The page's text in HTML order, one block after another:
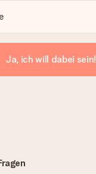
Ja, ich will dabei sein!